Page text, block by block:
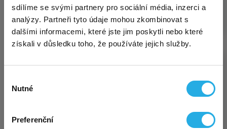
sdílíme se svými partnery pro sociální média, inzerci a
analýzy. Partneři tyto údaje mohou zkombinovat s
dalšími informacemi, které jste jim poskytli nebo které
získali v důsledku toho, že používáte jejich služby.
souhlasu
Nutné
Preferenční
Sháníte solidní a přitom levné virtuální sídlo
OSVČ, firmu či spolek? Využijte mimořádnou akci a
sjednejte si u nás sídlona adrese Kurzova, Praha
, tak i na
STANDARD a PREMIUM. Výběr varianty je
Všechny podrobnosti o akci a sídle na detailu